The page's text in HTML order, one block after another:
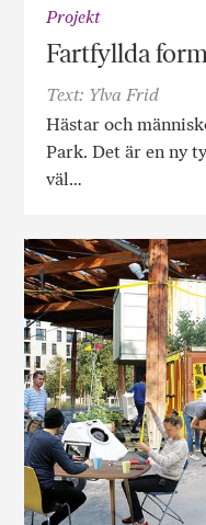
Projekt
Fartfyllda
Text: Ylva Frid
Hästar och
Park. Det är en ny
väl…